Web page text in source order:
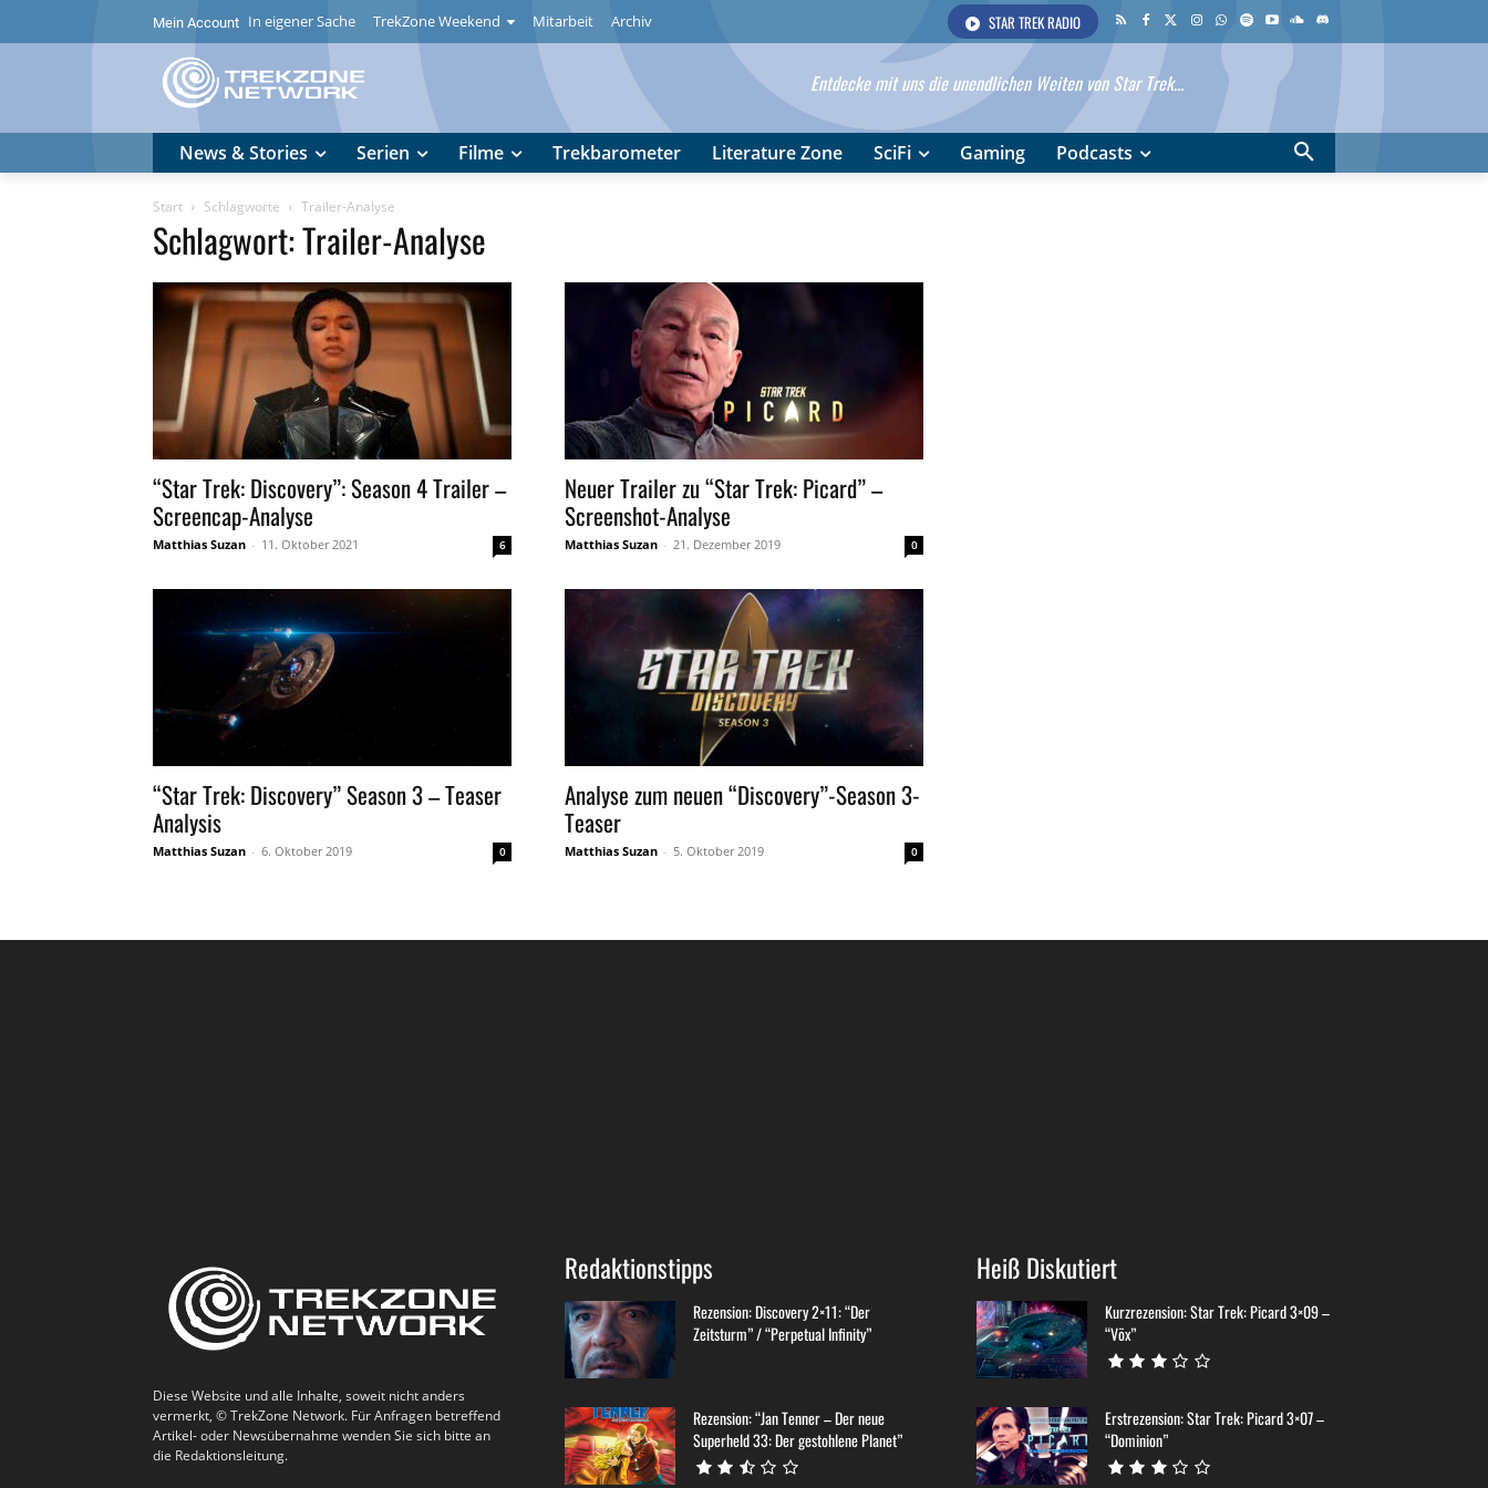
Mein Account In eigener Sache TrekZone Weekend Mitarbeit Archiv STAR TREK RADIO
Entdecke mit uns die unendlichen Weiten von Star Trek...
News & Stories Serien Filme Trekbarometer Literature Zone SciFi Gaming Podcasts
Start Schlagworte Trailer-Analyse
Schlagwort: Trailer-Analyse
“Star Trek: Discovery”: Season 4 Trailer –
Screencap-Analyse
Matthias Suzan - 11. Oktober 2021 6
Neuer Trailer zu “Star Trek: Picard” –
Screenshot-Analyse
Matthias Suzan - 21. Dezember 2019 0
“Star Trek: Discovery” Season 3 – Teaser
Analysis
Matthias Suzan - 6. Oktober 2019 0
Analyse zum neuen “Discovery”-Season 3-
Teaser
Matthias Suzan - 5. Oktober 2019 0
Diese Website und alle Inhalte, soweit nicht anders
vermerkt, © TrekZone Network. Für Anfragen betreffend
Artikel- oder Newsübernahme wenden Sie sich bitte an
die Redaktionsleitung.
Redaktionstipps
Rezension: Discovery 2×11: “Der
Zeitsturm” / “Perpetual Infinity”
Rezension: “Jan Tenner – Der neue
Superheld 33: Der gestohlene Planet”
Heiß Diskutiert
Kurzrezension: Star Trek: Picard 3×09 –
“Võx”
Erstrezension: Star Trek: Picard 3×07 –
“Dominion”